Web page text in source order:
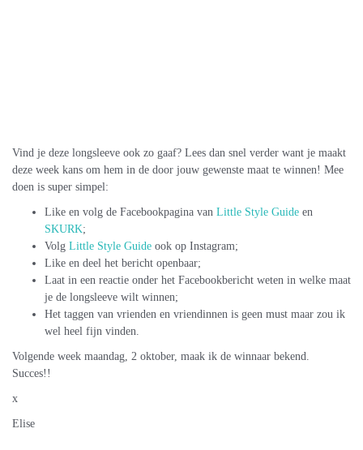
Vind je deze longsleeve ook zo gaaf? Lees dan snel verder want je maakt
deze week kans om hem in de door jouw gewenste maat te winnen! Mee
doen is super simpel:
Like en volg de Facebookpagina van Little Style Guide en
SKURK;
Volg Little Style Guide ook op Instagram;
Like en deel het bericht openbaar;
Laat in een reactie onder het Facebookbericht weten in welke maat
je de longsleeve wilt winnen;
Het taggen van vrienden en vriendinnen is geen must maar zou ik
wel heel fijn vinden.
Volgende week maandag, 2 oktober, maak ik de winnaar bekend.
Succes!!
x
Elise